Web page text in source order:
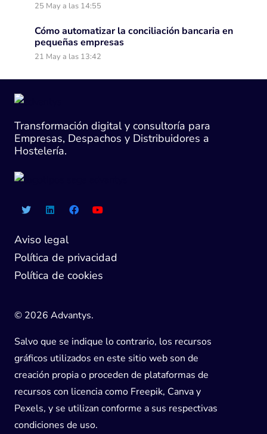
25 May a las 14:55
Cómo automatizar la conciliación bancaria en
pequeñas empresas
21 May a las 13:42
Transformación digital y consultoría para
Empresas, Despachos y Distribuidores a
Hostelería.
Aviso legal
Política de privacidad
Política de cookies
© 2026 Advantys.
Salvo que se indique lo contrario, los recursos
gráficos utilizados en este sitio web son de
creación propia o proceden de plataformas de
recursos con licencia como Freepik, Canva y
Pexels, y se utilizan conforme a sus respectivas
condiciones de uso.